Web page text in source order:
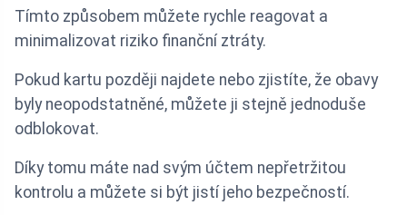
Tímto způsobem můžete rychle reagovat a
minimalizovat riziko finanční ztráty.
Pokud kartu později najdete nebo zjistíte, že obavy
byly neopodstatněné, můžete ji stejně jednoduše
odblokovat.
Díky tomu máte nad svým účtem nepřetržitou
kontrolu a můžete si být jistí jeho bezpečností.